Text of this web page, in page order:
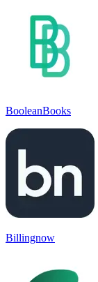
BooleanBooks
Billingnow